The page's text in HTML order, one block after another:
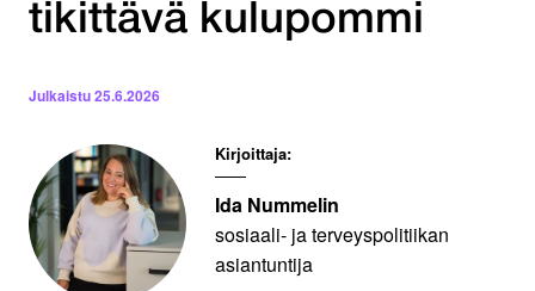
tikittävä kulupommi
Julkaistu25.6.2026
Kirjoittaja:
Ida Nummelin
sosiaali- ja terveyspolitiikan
asiantuntija